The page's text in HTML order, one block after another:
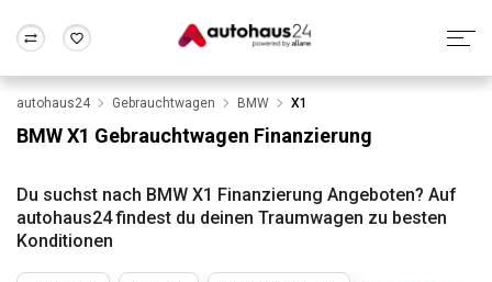
Wir bewerten dein Auto
Alle Fragen & Antworten
Rund um die Inzahlungnahme
Frankfurt Wuppertal
autohaus24 Gebrauchtwagen BMW X1
BMW X1 Gebrauchtwagen Finanzierung
Du suchst nach BMW X1 Finanzierung Angeboten? Auf
autohaus24 findest du deinen Traumwagen zu besten
Konditionen